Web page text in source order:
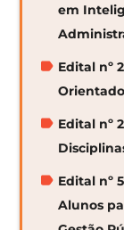
em
Edital nº
Edital nº
Edital nº
Alunos